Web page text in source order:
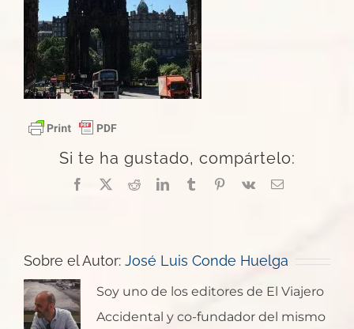
Si te ha gustado, compártelo:
Facebook
X RedditLinkedInTumblrPinterest
Vk
Correo
Sobre el Autor: José Luis Conde Huelga
Soy uno de los editores de El Viajero
Accidental y co-fundador del mismo